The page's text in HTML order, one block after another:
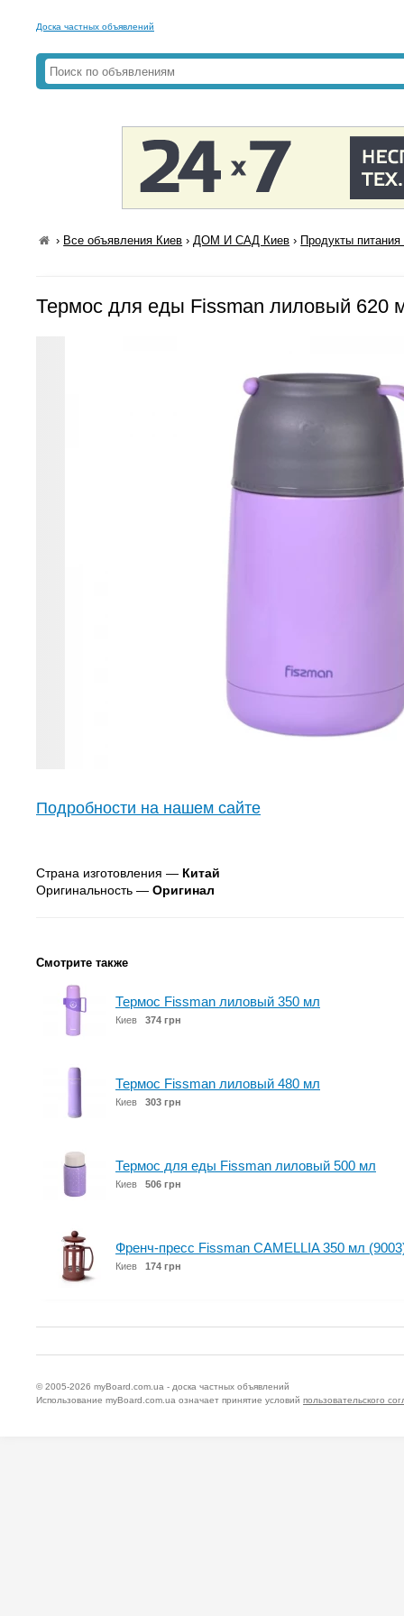
Доска частных объявлений
› Все объявления Киев ›ДОМ И САД Киев › Продукты
Термос для еды Fissman лиловый 620
Подробности на нашем сайте
Страна изготовления — Китай
Оригинальность — Оригинал
Смотрите также
Термос Fissman лиловый 350 мл
Киев 374 грн
Термос Fissman лиловый 480 мл
Киев 303 грн
Термос для еды Fissman лиловый 500 мл
Киев 506 грн
Френч-пресс Fissman CAMELLIA 350 мл
Киев 174 грн
© 2005-2026 myBoard.com.ua - доска частных объявлений
Использование myBoard.com.ua означает принятие условий пользовательского